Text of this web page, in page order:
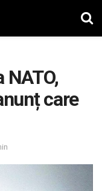
NATO,
care